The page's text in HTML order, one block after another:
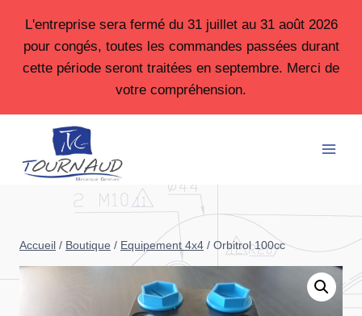
contenu
L'entreprise sera fermé du 31 juillet au 31 août 2026
pour congés, toutes les commandes passées durant
cette période seront traitées en septembre. Merci de
votre compréhension.
Accueil / Boutique / Equipement 4x4 / Orbitrol 100cc